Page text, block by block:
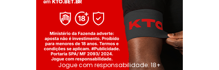
Jogue com responsabilidade. 18+